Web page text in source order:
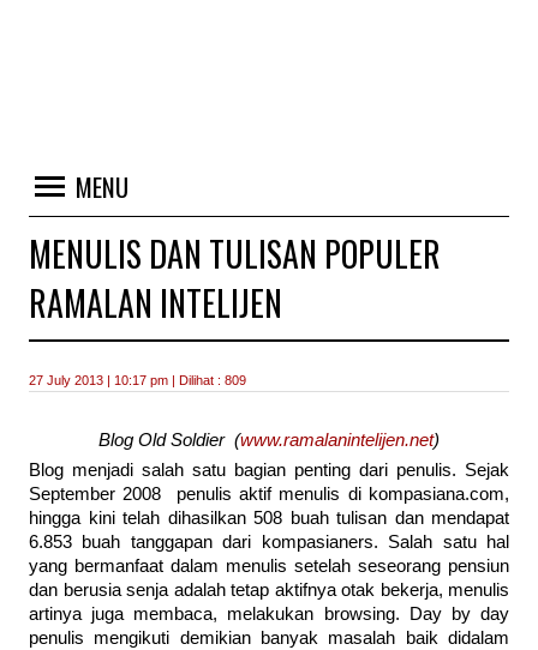
MENU
MENULIS DAN TULISAN POPULER
RAMALAN INTELIJEN
27 July 2013 | 10:17 pm | Dilihat : 809
Blog Old Soldier (www.ramalanintelijen.net)
Blog menjadi salah satu bagian penting dari penulis. Sejak
September 2008 penulis aktif menulis di kompasiana.com,
hingga kini telah dihasilkan 508 buah tulisan dan mendapat
6.853 buah tanggapan dari kompasianers. Salah satu hal
yang bermanfaat dalam menulis setelah seseorang pensiun
dan berusia senja adalah tetap aktifnya otak bekerja, menulis
artinya juga membaca, melakukan browsing. Day by day
penulis mengikuti demikian banyak masalah baik didalam